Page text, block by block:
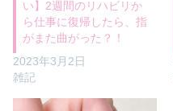
い】2週間のリハビリか
ら仕事に復帰したら、指
がまた曲がった？！
2023年3月2日
雑記